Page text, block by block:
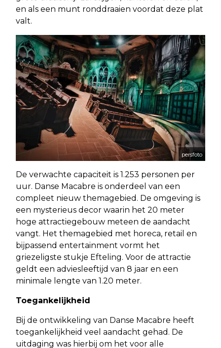
en als een munt ronddraaien voordat deze plat
valt.
persfoto
De verwachte capaciteit is 1.253 personen per
uur. Danse Macabre is onderdeel van een
compleet nieuw themagebied. De omgeving is
een mysterieus decor waarin het 20 meter
hoge attractiegebouw meteen de aandacht
vangt. Het themagebied met horeca, retail en
bijpassend entertainment vormt het
griezeligste stukje Efteling. Voor de attractie
geldt een adviesleeftijd van 8 jaar en een
minimale lengte van 1.20 meter.
Toegankelijkheid
Bij de ontwikkeling van Danse Macabre heeft
toegankelijkheid veel aandacht gehad. De
uitdaging was hierbij om het voor alle